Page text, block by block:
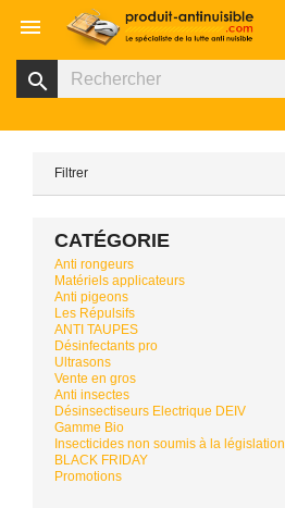

search
Filtrer
CATÉGORIE
Anti rongeurs
Matériels applicateurs
Anti pigeons
Les Répulsifs
ANTI TAUPES
Désinfectants pro
Ultrasons
Vente en gros
Anti insectes
Désinsectiseurs Electrique DEIV
Gamme Bio
Insecticides non soumis à la législation
BLACK FRIDAY
Promotions